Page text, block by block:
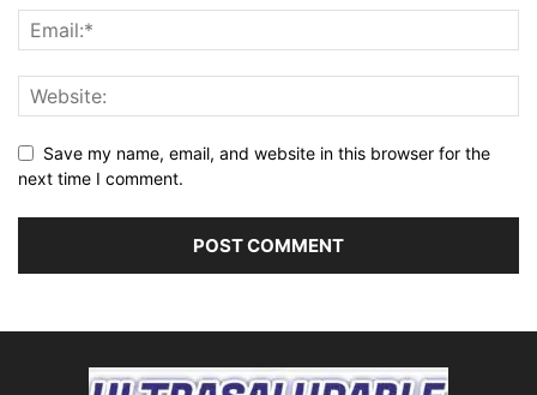
Save my name, email, and website in this browser for the
next time I comment.